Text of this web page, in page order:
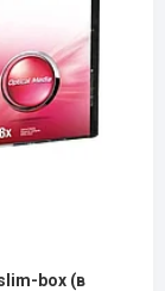
box (в